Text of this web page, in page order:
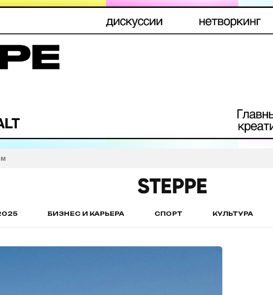
БИЗНЕС И КАРЬЕРА СПОРТ КУЛЬТУРА